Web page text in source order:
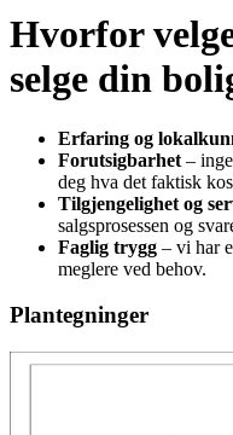
Hvorfor
selge din
Erfaring og
Forutsigbarhet –
deg hva det faktisk
Tilgjengelighet og
salgsprosessen og
Faglig trygg – vi har
meglere ved behov.
Plantegninger